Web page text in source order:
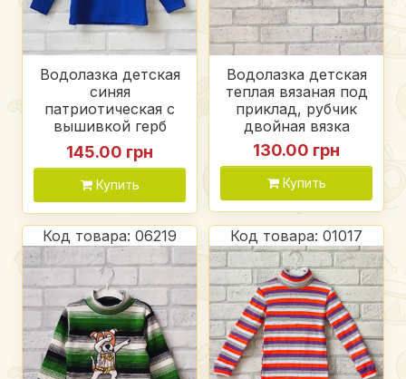
Водолазка детская
синяя
патриотическая с
вышивкой герб
тризуб, акрил
145.00 грн
Купить
Водолазка детская
теплая вязаная под
приклад, рубчик
двойная вязка
130.00 грн
Купить
Код товара: 06219 Код товара: 01017